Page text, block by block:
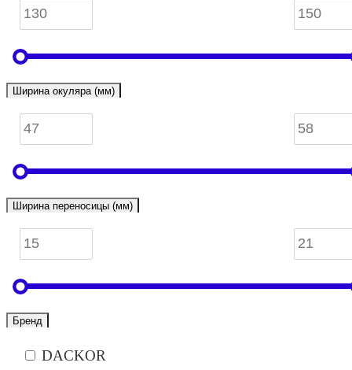
Ширина окуляра (мм)
Ширина переносицы (мм)
Бренд
DACKOR